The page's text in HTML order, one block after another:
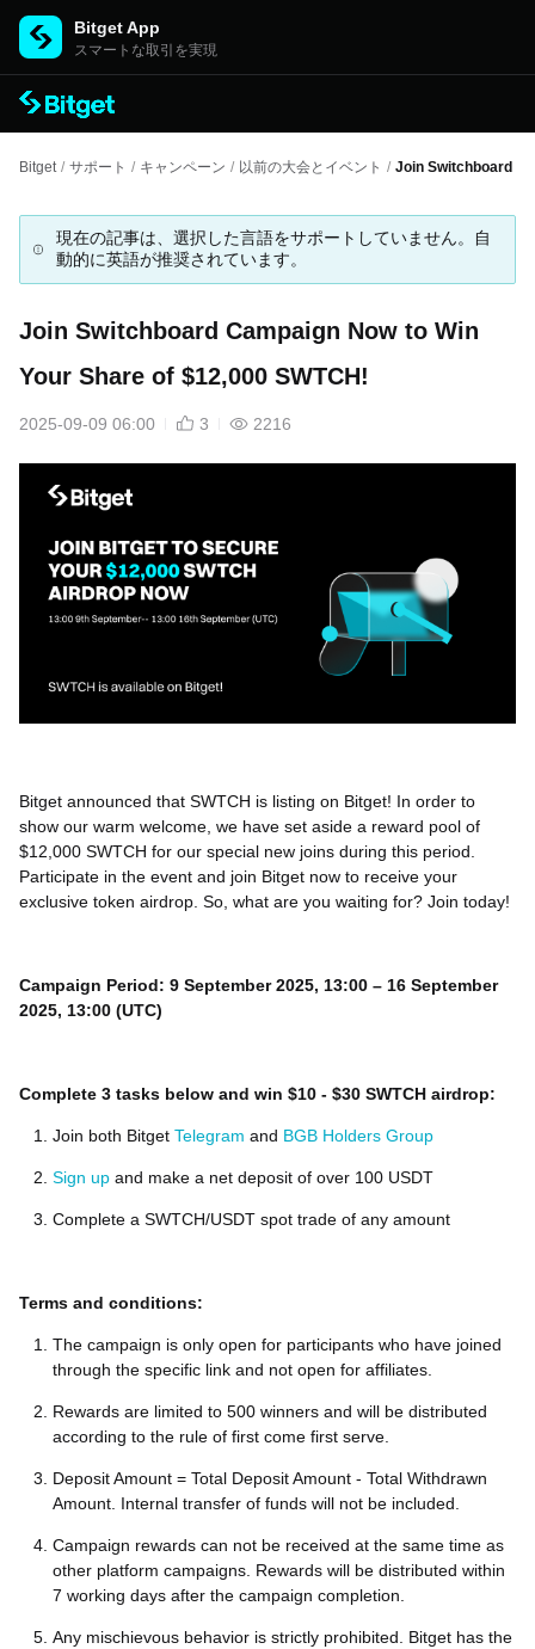
Bitget App
スマートな取引を実現
Bitget / サポート / キャンペーン / 以前の大会とイベント / Join Switchboard
現在の記事は、選択した言語をサポートしていません。自
動的に英語が推奨されています。
Join Switchboard Campaign Now to Win
Your Share of $12,000 SWTCH!
2025-09-09 06:00 3 2216
Bitget announced that SWTCH is listing on Bitget! In order to
show our warm welcome, we have set aside a reward pool of
$12,000 SWTCH for our special new joins during this period.
Participate in the event and join Bitget now to receive your
exclusive token airdrop. So, what are you waiting for? Join today!
Campaign Period: 9 September 2025, 13:00 – 16 September
2025, 13:00 (UTC)
Complete 3 tasks below and win $10 - $30 SWTCH airdrop:
Join both Bitget Telegram and BGB Holders Group
Sign up and make a net deposit of over 100 USDT
Complete a SWTCH/USDT spot trade of any amount
Terms and conditions:
The campaign is only open for participants who have joined
through the specific link and not open for affiliates.
Rewards are limited to 500 winners and will be distributed
according to the rule of first come first serve.
Deposit Amount = Total Deposit Amount - Total Withdrawn
Amount. Internal transfer of funds will not be included.
Campaign rewards can not be received at the same time as
other platform campaigns. Rewards will be distributed within
7 working days after the campaign completion.
Any mischievous behavior is strictly prohibited. Bitget has the